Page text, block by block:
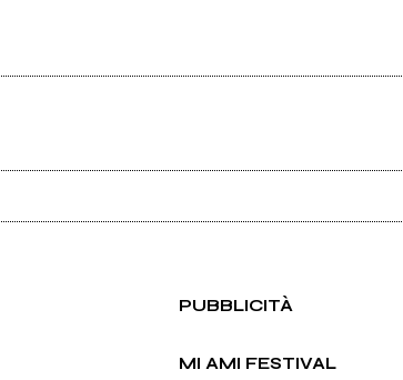
PUBBLICITÀ
MI AMI FESTIVAL